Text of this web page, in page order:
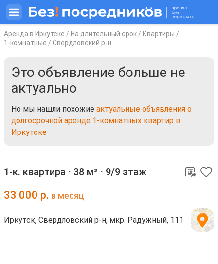
Аренда в Иркутске / На длительный срок / Квартиры /
1-комнатные / Свердловский р-н
Это объявление больше не
актуально
Но мы нашли похожие актуальные объявления о
долгосрочной аренде 1-комнатных квартир в
Иркутске
1-к. квартира ⋅ 38 м² ⋅ 9/9 этаж
33 000 р. в месяц
Иркутск, Свердловский р-н, мкр. Радужный, 111